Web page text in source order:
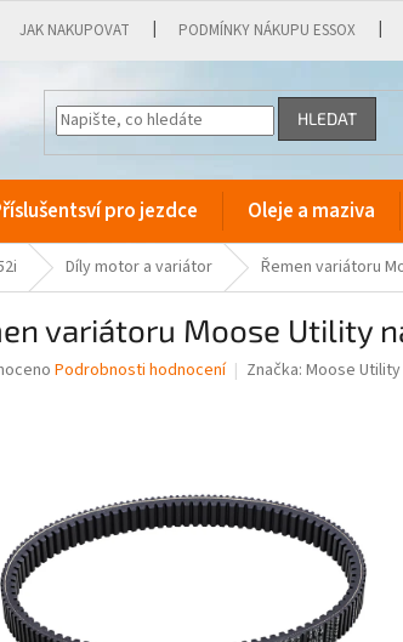
JAK NAKUPOVAT PODMÍNKY NÁKUPU ESSOX
HLEDAT
pro jezdce Oleje a maziva
Díly motor a variátor Řemen variátoru
variátoru Moose Utility
Podrobnosti hodnocení Značka: Moose Utility